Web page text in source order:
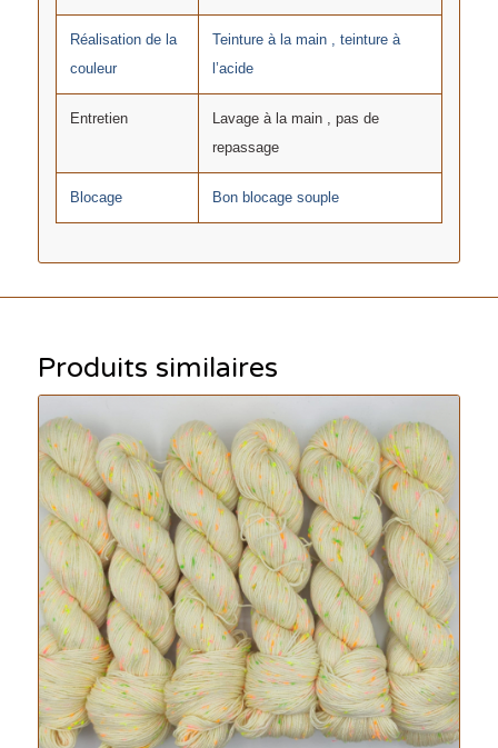
Réalisation de la
couleur
Teinture à la main , teinture à
l’acide
Entretien
Lavage à la main , pas de
repassage
Blocage Bon blocage souple
Produits similaires